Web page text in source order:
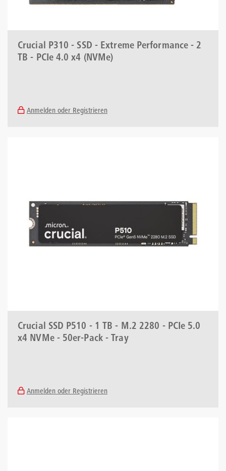
Crucial P310 - SSD - Extreme Performance - 2
TB - PCIe 4.0 x4 (NVMe)
Anmelden oder Registrieren
Crucial SSD P510 - 1 TB - M.2 2280 - PCIe 5.0
x4 NVMe - 50er-Pack - Tray
Anmelden oder Registrieren